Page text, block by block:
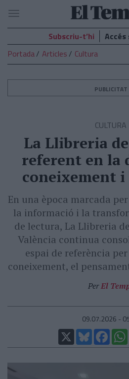
El
Temps
Navegació
Subscriu-t’hi
Portada
Articles Cultura
PUBLICITAT
CULTURA
La Llibreria
referent en la
coneixement
En una època marcada
la informació i la
de lectura, La Llibreria
València continua
espai de referència
coneixement, el
PerEl
09.07.2026 -
X
Bluesky